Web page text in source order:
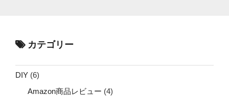
カテゴリー
DIY (6)
Amazon商品レビュー (4)